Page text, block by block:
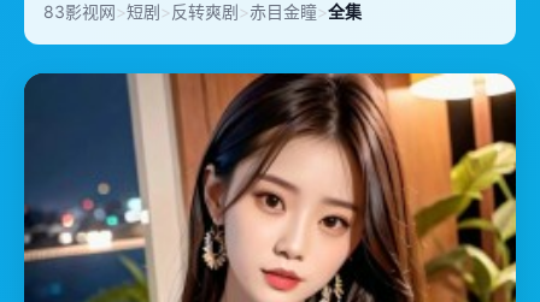
83影视网>短剧> 反转爽剧>赤目金瞳>全集